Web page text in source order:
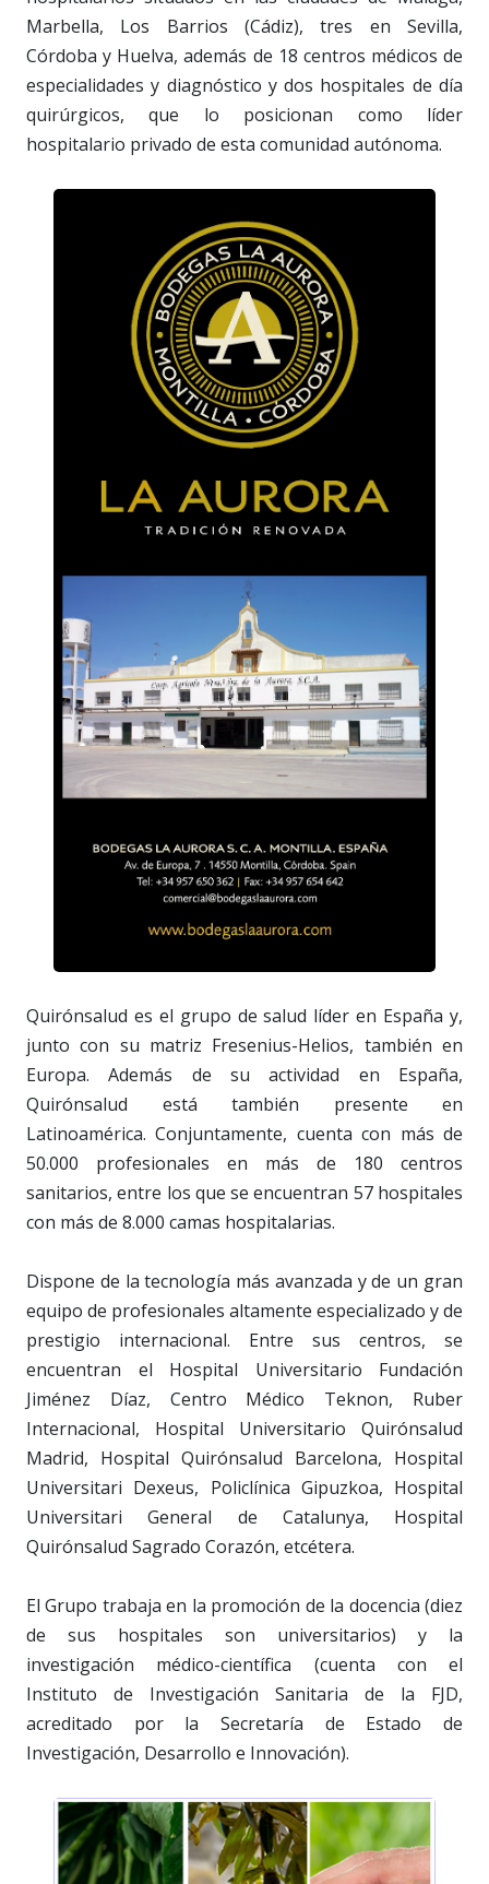
Marbella, Los Barrios (Cádiz), tres en Sevilla,
Córdoba y Huelva, además de 18 centros médicos de
especialidades y diagnóstico y dos hospitales de día
quirúrgicos, que lo posicionan como líder
hospitalario privado de esta comunidad autónoma.
Quirónsalud es el grupo de salud líder en España y,
junto con su matriz Fresenius-Helios, también en
Europa. Además de su actividad en España,
Quirónsalud está también presente en
Latinoamérica. Conjuntamente, cuenta con más de
50.000 profesionales en más de 180 centros
sanitarios, entre los que se encuentran 57 hospitales
con más de 8.000 camas hospitalarias.
Dispone de la tecnología más avanzada y de un gran
equipo de profesionales altamente especializado y de
prestigio internacional. Entre sus centros, se
encuentran el Hospital Universitario Fundación
Jiménez Díaz, Centro Médico Teknon, Ruber
Internacional, Hospital Universitario Quirónsalud
Madrid, Hospital Quirónsalud Barcelona, Hospital
Universitari Dexeus, Policlínica Gipuzkoa, Hospital
Universitari General de Catalunya, Hospital
Quirónsalud Sagrado Corazón, etcétera.
El Grupo trabaja en la promoción de la docencia (diez
de sus hospitales son universitarios) y la
investigación médico-científica (cuenta con el
Instituto de Investigación Sanitaria de la FJD,
acreditado por la Secretaría de Estado de
Investigación, Desarrollo e Innovación).